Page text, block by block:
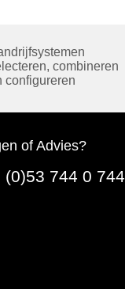
combineren
configureren
of Advies?
(0)53 744 0 744